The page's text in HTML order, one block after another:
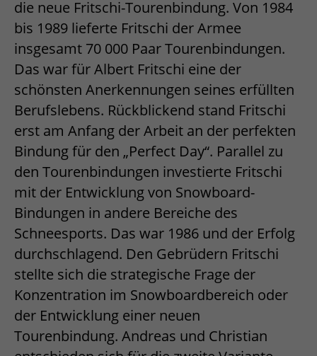
die neue Fritschi-Tourenbindung. Von 1984
bis 1989 lieferte Fritschi der Armee
insgesamt 70 000 Paar Tourenbindungen.
Das war für Albert Fritschi eine der
schönsten Anerkennungen seines erfüllten
Berufslebens. Rückblickend stand Fritschi
erst am Anfang der Arbeit an der perfekten
Bindung für den „Perfect Day“. Parallel zu
den Tourenbindungen investierte Fritschi
mit der Entwicklung von Snowboard-
Bindungen in andere Bereiche des
Schneesports. Das war 1986 und der Erfolg
durchschlagend. Den Gebrüdern Fritschi
stellte sich die strategische Frage der
Konzentration im Snowboardbereich oder
der Entwicklung einer neuen
Tourenbindung. Andreas und Christian